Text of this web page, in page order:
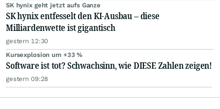
SK hynix geht jetzt aufs Ganze
SK hynix entfesselt den KI-Ausbau – diese
Milliardenwette ist gigantisch
gestern 12:30
Kursexplosion um +33 %
Software ist tot? Schwachsinn, wie DIESE Zahlen zeigen!
gestern 09:28